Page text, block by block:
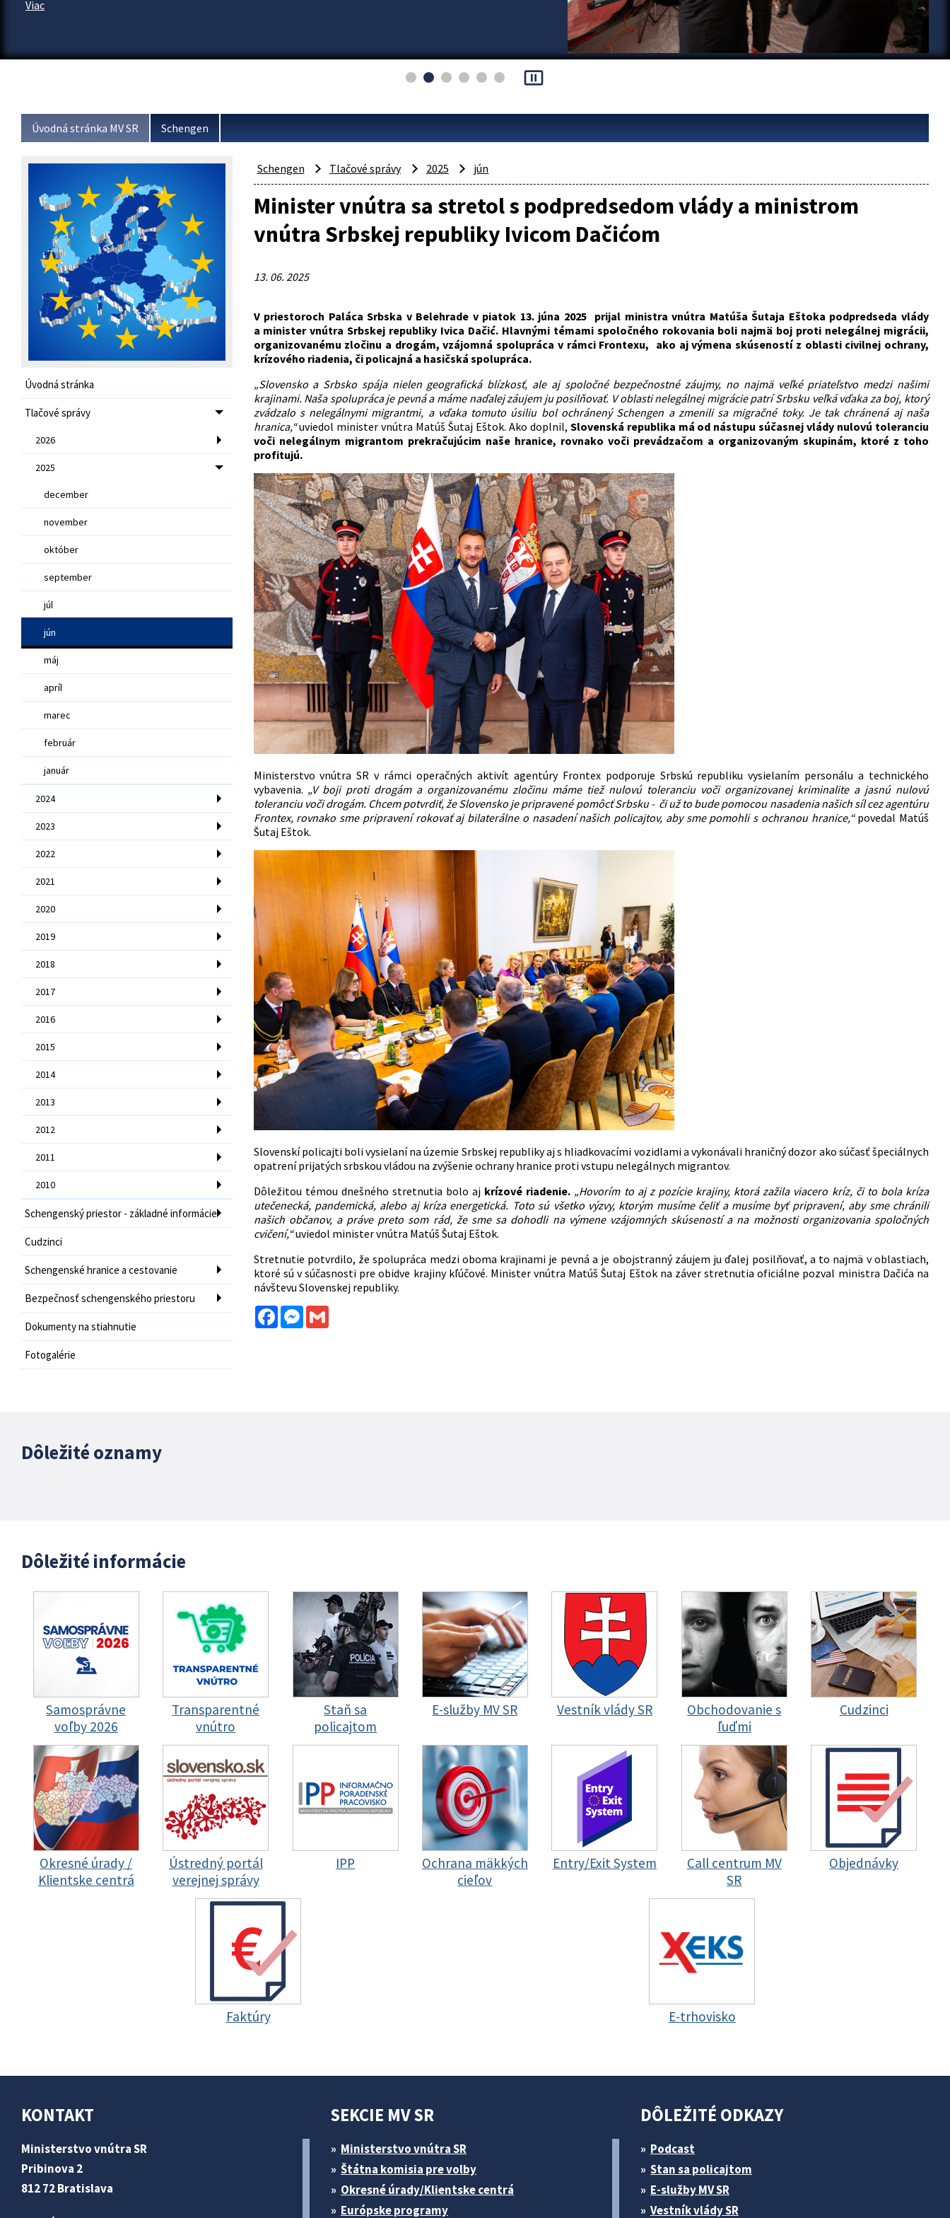
Viac
pause_presentation
Úvodná stránka MV SR Schengen
Úvodná stránka
Tlačové správy
2026
2025
december
november
október
september
júl
jún
máj
apríl
marec
február
január
2024
2023
2022
2021
2020
2019
2018
2017
2016
2015
2014
2013
2012
2011
2010
Schengenský priestor - základné informácie
Cudzinci
Schengenské hranice a cestovanie
Bezpečnosť schengenského priestoru
Dokumenty na stiahnutie
Fotogalérie
Schengen Tlačové správy 2025 jún
Minister vnútra sa stretol s podpredsedom vlády a ministrom
vnútra Srbskej republiky Ivicom Dačićom
13. 06. 2025
V priestoroch Paláca Srbska v Belehrade v piatok 13. júna 2025 prijal ministra vnútra Matúša Šutaja Eštoka podpredseda vlády
a minister vnútra Srbskej republiky Ivica Dačić. Hlavnými témami spoločného rokovania boli najmä boj proti nelegálnej migrácii,
organizovanému zločinu a drogám, vzájomná spolupráca v rámci Frontexu, ako aj výmena skúseností z oblasti civilnej ochrany,
krízového riadenia, či policajná a hasičská spolupráca.
„Slovensko a Srbsko spája nielen geografická blízkosť, ale aj spoločné bezpečnostné záujmy, no najmä veľké priateľstvo medzi našimi
krajinami. Naša spolupráca je pevná a máme naďalej záujem ju posilňovať. V oblasti nelegálnej migrácie patrí Srbsku veľká vďaka za boj, ktorý
zvádzalo s nelegálnymi migrantmi, a vďaka tomuto úsiliu bol ochránený Schengen a zmenili sa migračné toky. Je tak chránená aj naša
hranica,“uviedol minister vnútra Matúš Šutaj Eštok. Ako doplnil, Slovenská republika má od nástupu súčasnej vlády nulovú toleranciu
voči nelegálnym migrantom prekračujúcim naše hranice, rovnako voči prevádzačom a organizovaným skupinám, ktoré z toho
profitujú.
Ministerstvo vnútra SR v rámci operačných aktivít agentúry Frontex podporuje Srbskú republiku vysielaním personálu a technického
vybavenia. „V boji proti drogám a organizovanému zločinu máme tiež nulovú toleranciu voči organizovanej kriminalite a jasnú nulovú
toleranciu voči drogám. Chcem potvrdiť, že Slovensko je pripravené pomôcť Srbsku - či už to bude pomocou nasadenia našich síl cez agentúru
Frontex, rovnako sme pripravení rokovať aj bilaterálne o nasadení našich policajtov, aby sme pomohli s ochranou hranice,“povedal Matúš
Šutaj Eštok.
Slovenskí policajti boli vysielaní na územie Srbskej republiky aj s hliadkovacími vozidlami a vykonávali hraničný dozor ako súčasť špeciálnych
opatrení prijatých srbskou vládou na zvýšenie ochrany hranice proti vstupu nelegálnych migrantov.
Dôležitou témou dnešného stretnutia bolo aj krízové riadenie. „Hovorím to aj z pozície krajiny, ktorá zažila viacero kríz, či to bola kríza
utečenecká, pandemická, alebo aj kríza energetická. Toto sú všetko výzvy, ktorým musíme čeliť a musíme byť pripravení, aby sme chránili
našich občanov, a práve preto som rád, že sme sa dohodli na výmene vzájomných skúseností a na možnosti organizovania spoločných
cvičení,“uviedol minister vnútra Matúš Šutaj Eštok.
Stretnutie potvrdilo, že spolupráca medzi oboma krajinami je pevná a je obojstranný záujem ju ďalej posilňovať, a to najmä v oblastiach,
ktoré sú v súčasnosti pre obidve krajiny kľúčové. Minister vnútra Matúš Šutaj Eštok na záver stretnutia oficiálne pozval ministra Dačića na
návštevu Slovenskej republiky.
FacebookMessenger
Gmail
Dôležité oznamy
Dôležité informácie
Samosprávne
voľby 2026
Transparentné
vnútro
Staň sa
policajtom
E-služby MV SR Vestník vlády SR
Obchodovanie s
ľuďmi
Cudzinci
Okresné úrady /
Klientske centrá
Ústredný portál
verejnej správy
IPP
Ochrana mäkkých
cieľov
Entry/Exit System
Call centrum MV
SR
Objednávky
Faktúry E-trhovisko
KONTAKT
Ministerstvo vnútra SR
Pribinova 2
812 72 Bratislava
SEKCIE MV SR
Ministerstvo vnútra SR
Štátna komisia pre volby
Okresné úrady/Klientske centrá
Európske programy
DÔLEŽITÉ ODKAZY
Podcast
Stan sa policajtom
E-služby MV SR
Vestník vlády SR